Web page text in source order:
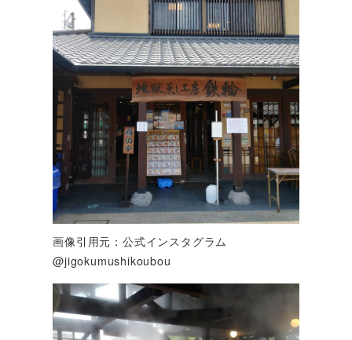
画像引用元：公式インスタグラム
@jigokumushikoubou